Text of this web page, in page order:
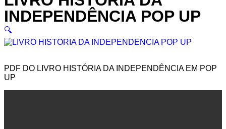
INDEPENDÊNCIA POP UP
🔍
PDF DO LIVRO HISTÓRIA DA INDEPENDÊNCIA EM POP
UP